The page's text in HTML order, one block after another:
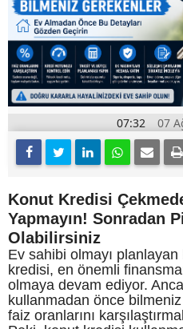
07:32 07
Konut Kredisi
Yapmayın! Sonradan
Olabilirsiniz
Ev sahibi olmayı
kredisi, en önemli
olmaya devam ediyor.
kullanmadan önce
faiz oranlarını